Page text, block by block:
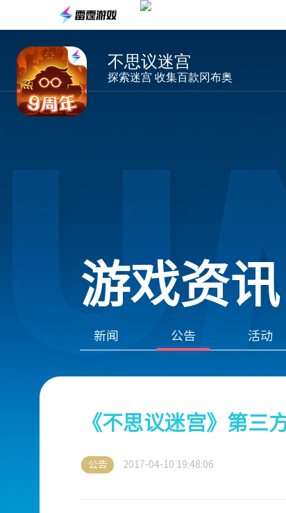
不思议迷宫
探索迷宫 收集百款冈布奥
游戏资讯
新闻 公告 活动
《不思议迷宫》第三
公告 2017-04-10 19:48:06